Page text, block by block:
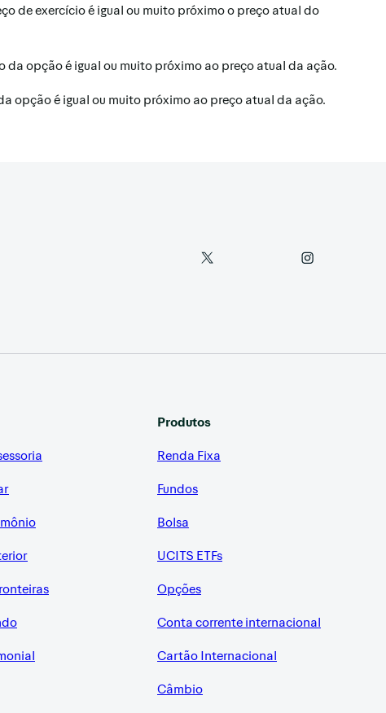
de exercício é igual ou muito próximo o preço atual do
da opção é igual ou muito próximo ao preço atual da ação.
opção é igual ou muito próximo ao preço atual da ação.
Produtos
Renda Fixa
Fundos
Bolsa
UCITS ETFs
Opções
Conta corrente internacional
Cartão Internacional
Câmbio